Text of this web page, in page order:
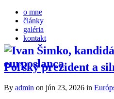
o mne
články
galéria
kontakt
Poľský prezident a
By admin on jún 23, 2026 in